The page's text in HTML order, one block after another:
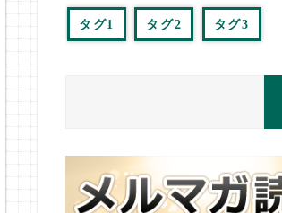
タグ1 タグ2 タグ3